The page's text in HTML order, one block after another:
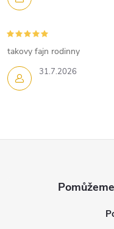
31.7.2026
takovy fajn rodinny